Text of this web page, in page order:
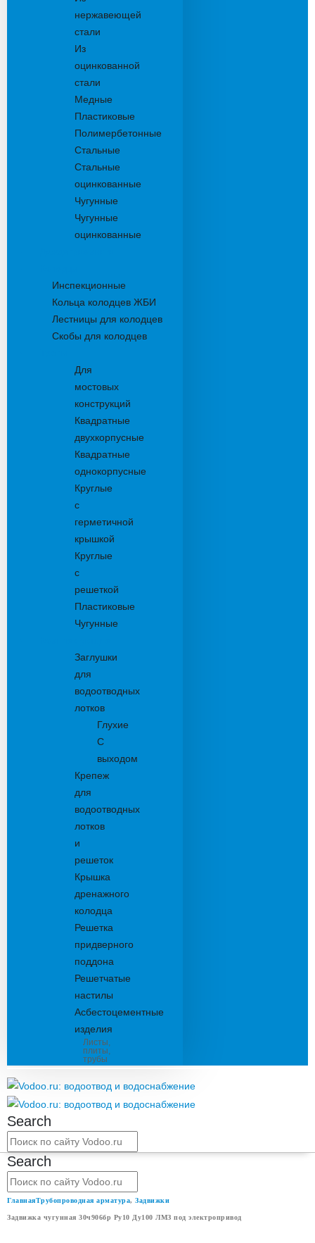
нержавеющей
стали
Из
оцинкованной
стали
Медные
Пластиковые
Полимербетонные
Стальные
Стальные
оцинкованные
Чугунные
Чугунные
оцинкованные
Инспекционные
Кольца колодцев ЖБИ
Лестницы для колодцев
Скобы для колодцев
Для
мостовых
конструкций
Квадратные
двухкорпусные
Квадратные
однокорпусные
Круглые
с
герметичной
крышкой
Круглые
с
решеткой
Пластиковые
Чугунные
Заглушки
для
водоотводных
лотков
Глухие
С
выходом
Крепеж
для
водоотводных
лотков
и
решеток
Крышка
дренажного
колодца
Решетка
придверного
поддона
Решетчатые
настилы
Асбестоцементные
изделия
Листы,
плиты,
трубы
Search
Search
ГлавнаяТрубопроводная арматура, Задвижки
Задвижка чугунная 30ч906бр Ру10 Ду100 ЛМЗ под электропривод